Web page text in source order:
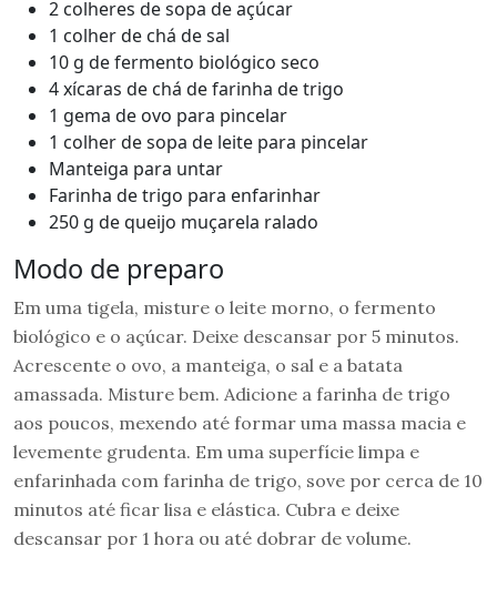
2 colheres de sopa de açúcar
1 colher de chá de sal
10 g de fermento biológico seco
4 xícaras de chá de farinha de trigo
1 gema de ovo para pincelar
1 colher de sopa de leite para pincelar
Manteiga para untar
Farinha de trigo para enfarinhar
250 g de queijo muçarela ralado
Modo de preparo
Em uma tigela, misture o leite morno, o fermento
biológico e o açúcar. Deixe descansar por 5 minutos.
Acrescente o ovo, a manteiga, o sal e a batata
amassada. Misture bem. Adicione a farinha de trigo
aos poucos, mexendo até formar uma massa macia e
levemente grudenta. Em uma superfície limpa e
enfarinhada com farinha de trigo, sove por cerca de 10
minutos até ficar lisa e elástica. Cubra e deixe
descansar por 1 hora ou até dobrar de volume.